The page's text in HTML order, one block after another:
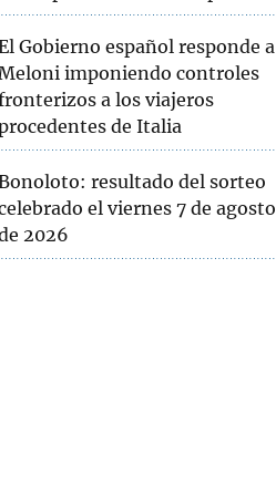
Gobierno español responde a
imponiendo controles
a los viajeros
de Italia
resultado del sorteo
el viernes 7 de agosto
2026